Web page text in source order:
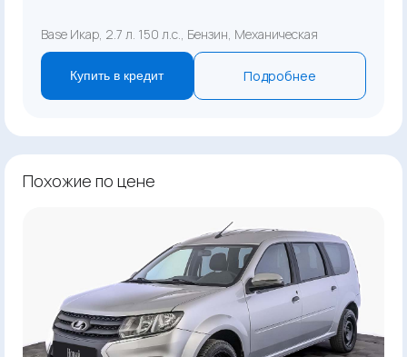
Base Икар, 2.7 л. 150 л.с., Бензин, Механическая
Купить в кредит Подробнее
Похожие по цене